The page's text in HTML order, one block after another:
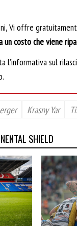
Vi offre
un costo che viene
l’informativa sul
Krasny Yar
SHIELD